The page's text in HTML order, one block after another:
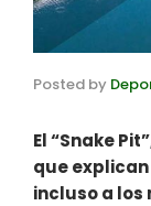
Posted by
El “Snake
que
incluso a los